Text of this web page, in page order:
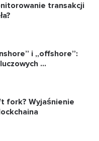
transakcji
i „offshore”:
...
fork? Wyjaśnienie